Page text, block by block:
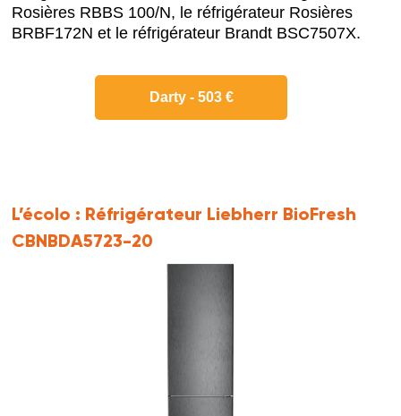
Rosières RBBS 100/N, le réfrigérateur Rosières
BRBF172N et le réfrigérateur Brandt BSC7507X.
Darty - 503 €
L’écolo : Réfrigérateur Liebherr BioFresh
CBNBDA5723-20